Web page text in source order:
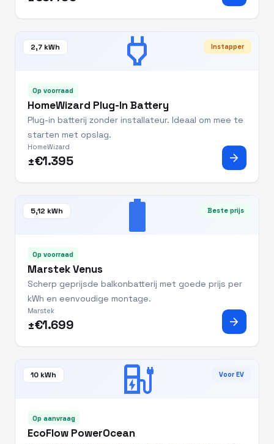
power
2,7 kWh Instapper
Op voorraad
HomeWizard Plug-In Battery
Plug-in batterij zonder installateur. Ideaal om mee te
starten met opslag.
HomeWizard
±€1.395 arrow_forward
battery_full
5,12 kWh Beste prijs
Op voorraad
Marstek Venus
Scherp geprijsde balkonbatterij met goede prijs per
kWh en eenvoudige montage.
Marstek
±€1.699 arrow_forward
ev_station
10 kWh Voor EV
Op aanvraag
EcoFlow PowerOcean